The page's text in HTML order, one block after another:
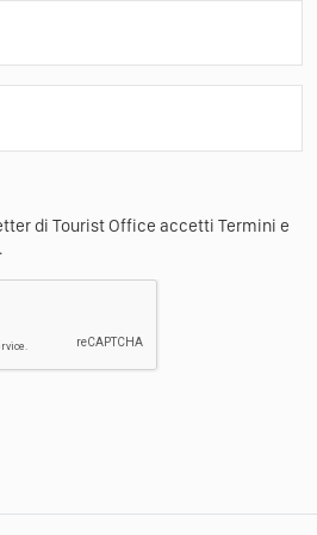
di Tourist Office accetti Termini e